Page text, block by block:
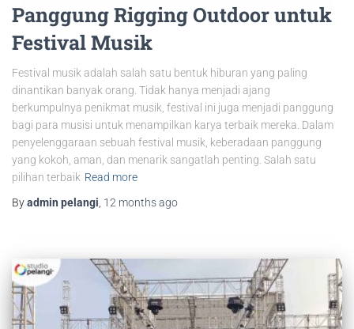
Panggung Rigging Outdoor untuk
Festival Musik
Festival musik adalah salah satu bentuk hiburan yang paling
dinantikan banyak orang. Tidak hanya menjadi ajang
berkumpulnya penikmat musik, festival ini juga menjadi panggung
bagi para musisi untuk menampilkan karya terbaik mereka. Dalam
penyelenggaraan sebuah festival musik, keberadaan panggung
yang kokoh, aman, dan menarik sangatlah penting. Salah satu
pilihan terbaik Read more
Byadmin pelangi 12 monthsago